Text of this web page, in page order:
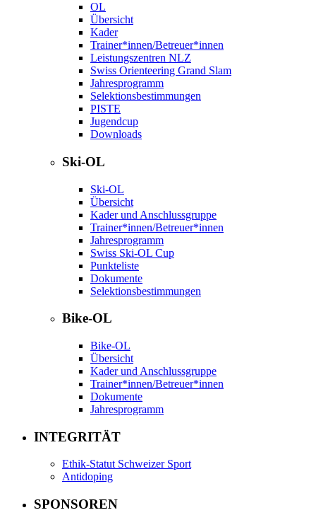
OL
Übersicht
Kader
Trainer*innen/Betreuer*innen
Leistungszentren NLZ
Swiss Orienteering Grand Slam
Jahresprogramm
Selektionsbestimmungen
PISTE
Jugendcup
Downloads
Ski-OL
Ski-OL
Übersicht
Kader und Anschlussgruppe
Trainer*innen/Betreuer*innen
Jahresprogramm
Swiss Ski-OL Cup
Punkteliste
Dokumente
Selektionsbestimmungen
Bike-OL
Bike-OL
Übersicht
Kader und Anschlussgruppe
Trainer*innen/Betreuer*innen
Dokumente
Jahresprogramm
INTEGRITÄT
Ethik-Statut Schweizer Sport
Antidoping
SPONSOREN